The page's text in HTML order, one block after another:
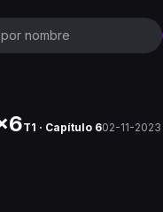
T1 · Capítulo 602-11-2023